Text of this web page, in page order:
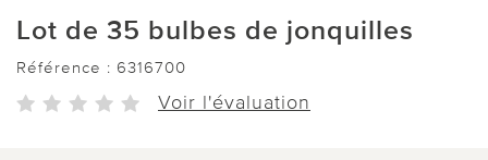
Lot de 35 bulbes de jonquilles
Référence : 6316700
Voir l'évaluation